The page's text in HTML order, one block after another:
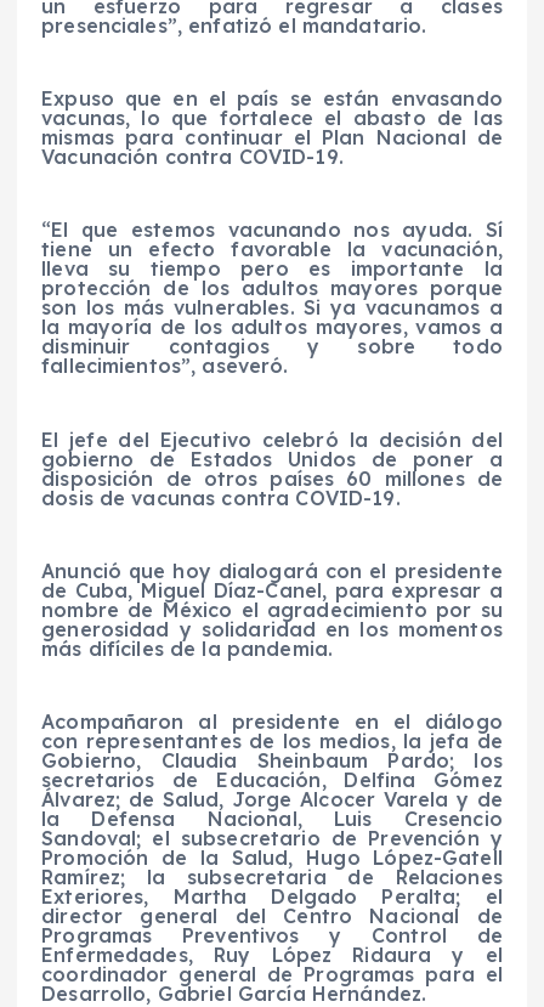
un esfuerzo para regresar a clases
presenciales”, enfatizó el mandatario.
Expuso que en el país se están envasando
vacunas, lo que fortalece el abasto de las
mismas para continuar el Plan Nacional de
Vacunación contra COVID-19.
“El que estemos vacunando nos ayuda. Sí
tiene un efecto favorable la vacunación,
lleva su tiempo pero es importante la
protección de los adultos mayores porque
son los más vulnerables. Si ya vacunamos a
la mayoría de los adultos mayores, vamos a
disminuir contagios y sobre todo
fallecimientos”, aseveró.
El jefe del Ejecutivo celebró la decisión del
gobierno de Estados Unidos de poner a
disposición de otros países 60 millones de
dosis de vacunas contra COVID-19.
Anunció que hoy dialogará con el presidente
de Cuba, Miguel Díaz-Canel, para expresar a
nombre de México el agradecimiento por su
generosidad y solidaridad en los momentos
más difíciles de la pandemia.
Acompañaron al presidente en el diálogo
con representantes de los medios, la jefa de
Gobierno, Claudia Sheinbaum Pardo; los
secretarios de Educación, Delfina Gómez
Álvarez; de Salud, Jorge Alcocer Varela y de
la Defensa Nacional, Luis Cresencio
Sandoval; el subsecretario de Prevención y
Promoción de la Salud, Hugo López-Gatell
Ramírez; la subsecretaria de Relaciones
Exteriores, Martha Delgado Peralta; el
director general del Centro Nacional de
Programas Preventivos y Control de
Enfermedades, Ruy López Ridaura y el
coordinador general de Programas para el
Desarrollo, Gabriel García Hernández.